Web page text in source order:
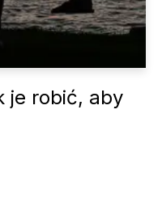
je robić, aby